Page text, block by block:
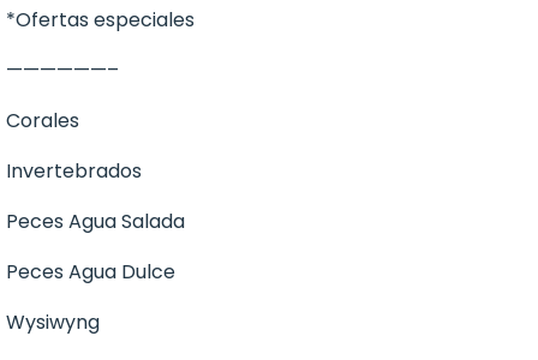
*Ofertas especiales
——————–
Corales
Corales Blandos
LPS
SPS
Zoanthus
Invertebrados
Anemonas
Cangrejos
Caracoles
Peces Agua Salada
Ángeles
Apogones
Peces Agua Dulce
Invertebrados dulce
Wysiwyng